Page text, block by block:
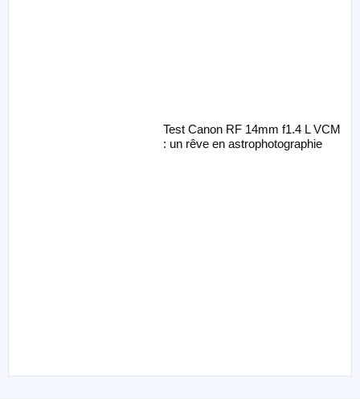
Test Canon RF 14mm f1.4 L VCM
: un rêve en astrophotographie